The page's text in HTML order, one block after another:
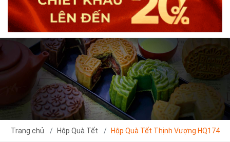
Trang chủ Hộp Quà Tết Hộp Quà Tết Thịnh Vượng HQ174